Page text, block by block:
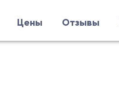
Цены Отзывы